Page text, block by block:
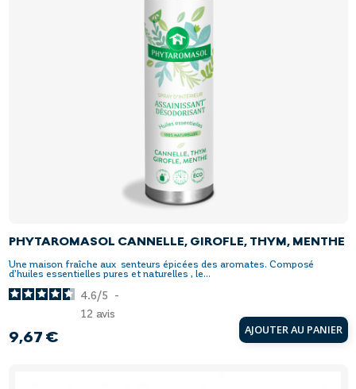
PHYTAROMASOL CANNELLE, GIROFLE, THYM, MENTHE
Une maison fraîche aux senteurs épicées des aromates. Composé
d’huiles essentielles pures et naturelles , le...
Prix
9,67 € AJOUTER AU PANIER
4.6/5 -
12 avis